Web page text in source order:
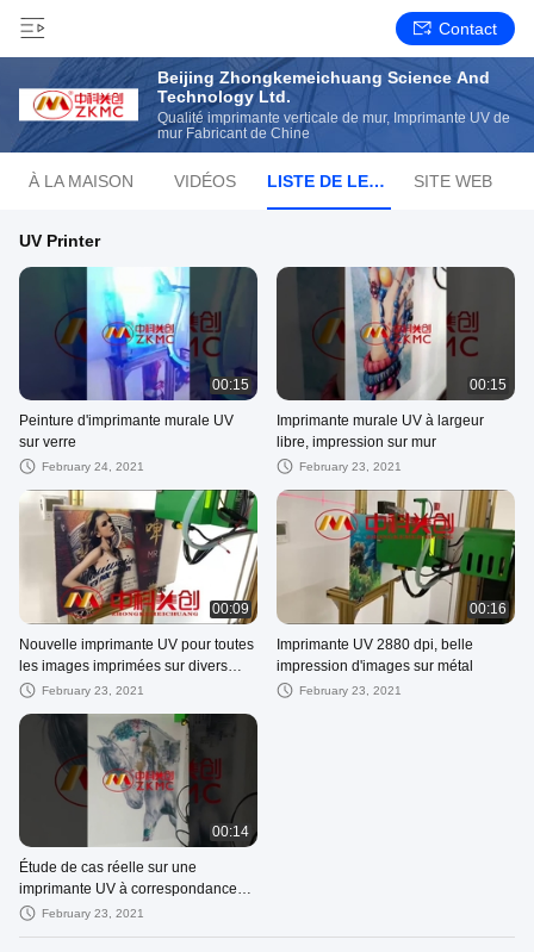
Contact
Beijing Zhongkemeichuang Science And
Technology Ltd.
Qualité imprimante verticale de mur, Imprimante UV de
mur Fabricant de Chine
À LA MAISON VIDÉOS LISTE DE LECTURE SITE WEB
UV Printer
00:15
Peinture d'imprimante murale UV
sur verre
February 24, 2021
00:15
Imprimante murale UV à largeur
libre, impression sur mur
February 23, 2021
00:09
Nouvelle imprimante UV pour toutes
les images imprimées sur divers
matériaux
February 23, 2021
00:16
Imprimante UV 2880 dpi, belle
impression d'images sur métal
February 23, 2021
00:14
Étude de cas réelle sur une
imprimante UV à correspondance
multicolore automatique
February 23, 2021